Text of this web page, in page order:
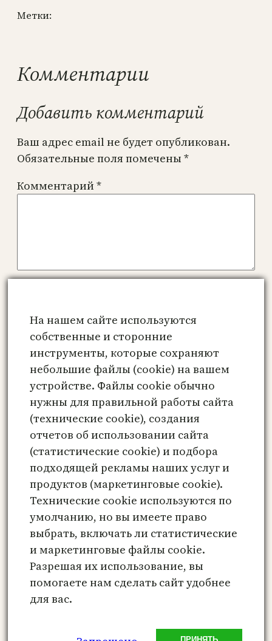
Метки:
Комментарии
Добавить комментарий
Ваш адрес email не будет опубликован.
Обязательные поля помечены *
Комментарий *
Email*
Сайт
Сохранить моё имя, email и адрес сайта
в этом браузере для последующих моих
комментариев.
Этот сайт использует Akismet для борьбы
со спамом.Узнайте, как обрабатываются
ваши данные комментариев.
Метафорические карты онлайн –
На нашем сайте используются
собственные и сторонние
инструменты, которые сохраняют
небольшие файлы (cookie) на вашем
устройстве. Файлы cookie обычно
нужны для правильной работы сайта
(технические cookie), создания
отчетов об использовании сайта
(статистические cookie) и подбора
подходящей рекламы наших услуг и
продуктов (маркетинговые cookie).
Технические cookie используются по
умолчанию, но вы имеете право
выбрать, включать ли статистические
и маркетинговые файлы cookie.
Разрешая их использование, вы
помогаете нам сделать сайт удобнее
для вас.